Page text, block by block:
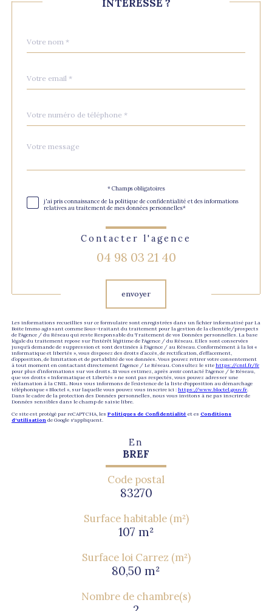
INTÉRESSE ?
par
*
*
*
Fieldset
Message
*
* Champs obligatoires
j'ai pris connaissance de la politique de confidentialité et des informations
relatives au traitement de mes données personnelles*
Contacter l'agence
04 98 03 21 40
envoyer
Les informations recueillies sur ce formulaire sont enregistrées dans un fichier informatisé par La
Boite Immo agissant comme Sous-traitant du traitement pour la gestion de la clientèle/prospects
de l'Agence / du Réseau qui reste Responsable du Traitement de vos Données personnelles. La base
légale du traitement repose sur l'intérêt légitime de l'Agence / du Réseau. Elles sont conservées
jusqu'à demande de suppression et sont destinées à l'Agence / au Réseau. Conformément à la loi «
informatique et libertés », vous disposez des droits d’accès, de rectification, d’effacement,
d’opposition, de limitation et de portabilité de vos données. Vous pouvez retirer votre consentement
à tout moment en contactant directement l’Agence / Le Réseau. Consultez le site https://cnil.fr/fr
pour plus d’informations sur vos droits. Si vous estimez, après avoir contacté l'Agence / le Réseau,
que vos droits « Informatique et Libertés » ne sont pas respectés, vous pouvez adresser une
réclamation à la CNIL. Nous vous informons de l’existence de la liste d'opposition au démarchage
téléphonique « Bloctel », sur laquelle vous pouvez vous inscrire ici : https://www.bloctel.gouv.fr
Dans le cadre de la protection des Données personnelles, nous vous invitons à ne pas inscrire de
Données sensibles dans le champ de saisie libre.
Ce site est protégé par reCAPTCHA, les Politiques de Confidentialité et es Conditions
d'utilisation de Google s'appliquent.
En
BREF
Code postal
83270
Surface habitable (m²)
107 m²
Surface loi Carrez (m²)
80,50 m²
Nombre de chambre(s)